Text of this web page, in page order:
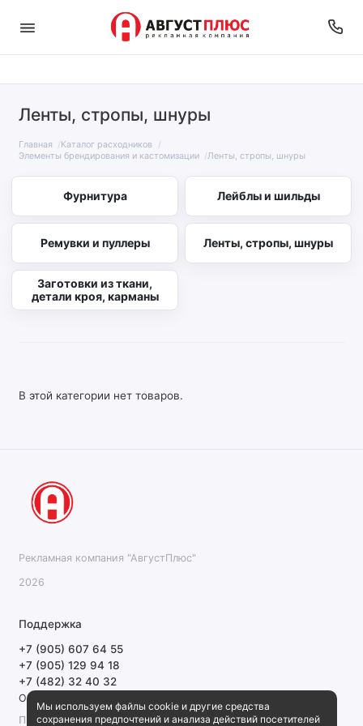
Ленты, стропы, шнуры
Главная
Каталог расходников
Элементы брендирования и кастомизации
Ленты, стропы, шнуры
Фурнитура Лейблы и шильды
Ремувки и пуллеры Ленты, стропы, шнуры
Заготовки из ткани,
детали кроя, карманы
В этой категории нет товаров.
Мы используем файлы cookie и другие средства
сохранения предпочтений и анализа действий посетителей
Рекламная компания "АвгустПлюс"
2026
Поддержка
+7 (905) 607 64 55
+7 (905) 129 94 18
+7 (482) 32 40 32
Обратный звонок
ПН-ПТ 9:00-18:00 СБ, ВС выходной